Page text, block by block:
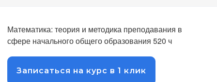
Математика: теория и методика преподавания в
сфере начального общего образования 520 ч
Записаться на курс в 1 клик